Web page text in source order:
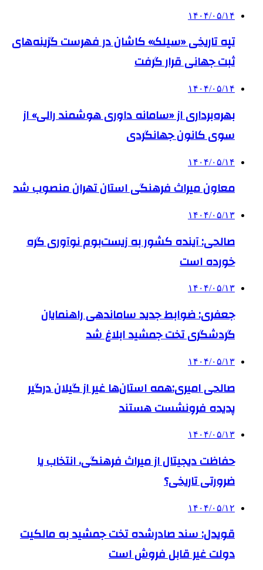
۱۴۰۴/۰۵/۱۴
تپه تاریخی «سیلک» کاشان در فهرست گزینه‌های
ثبت جهانی قرار گرفت
۱۴۰۴/۰۵/۱۴
بهره‌برداری از «سامانه داوری هوشمند رالی» از
سوی کانون جهانگردی
۱۴۰۴/۰۵/۱۴
معاون میراث فرهنگی استان تهران منصوب شد
۱۴۰۴/۰۵/۱۳
صالحی: آینده کشور به زیست‌بوم نوآوری گره
خورده است
۱۴۰۴/۰۵/۱۳
جعفری: ضوابط جدید ساماندهی راهنمایان
گردشگری تخت جمشید ابلاغ شد
۱۴۰۴/۰۵/۱۳
صالحی امیری:همه استان‌ها غیر از گیلان درگیر
پدیده فرونشست هستند
۱۴۰۴/۰۵/۱۳
حفاظت دیجیتال از میراث فرهنگی، انتخاب یا
ضرورتی تاریخی؟
۱۴۰۴/۰۵/۱۲
قویدل: سند صادرشده تخت جمشید به مالکیت
دولت غیر قابل فروش است